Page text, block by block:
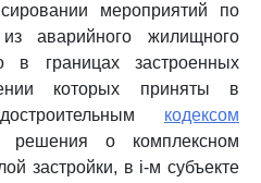
мероприятий по
аварийного жилищного
в границах застроенных
которых приняты в
кодексом
решения о комплексном
застройки, в i-м субъекте